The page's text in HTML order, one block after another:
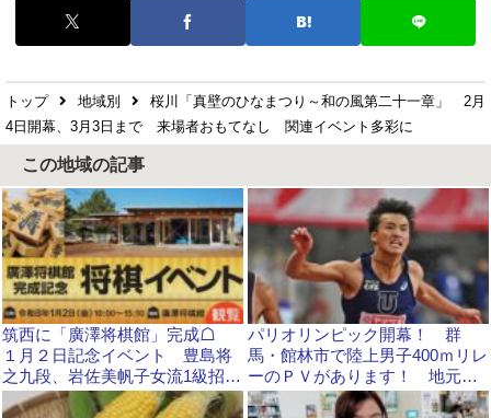
トップ 地域別
桜川「真壁のひなまつり～和の風第二十一章」 2月
4日開幕、3月3日まで 来場者おもてなし 関連イベント多彩に
この地域の記事
筑西に「廣澤将棋館」完成☖
１月２日記念イベント 豊島将
之九段、岩佐美帆子女流1級招
き ザ・ヒロサワ・シティ内
パリオリンピック開幕！ 群
馬・館林市で陸上男子400ｍリレ
ーのＰＶがあります！ 地元出
身の柳田大輝選手を応援しよ